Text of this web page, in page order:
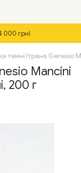
000 грн!
темні Ітрана Genesio
Mancini
200 г